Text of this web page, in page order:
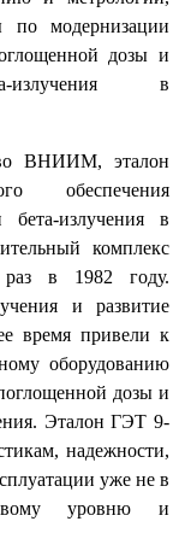
по модернизации
дозы и
излучения в
во ВНИИМ, эталон
обеспечения
бета-излучения в
комплекс
раз в 1982 году.
и развитие
время привели к
оборудованию
дозы и
Эталон ГЭТ 9-
надежности,
уже не в
уровню и